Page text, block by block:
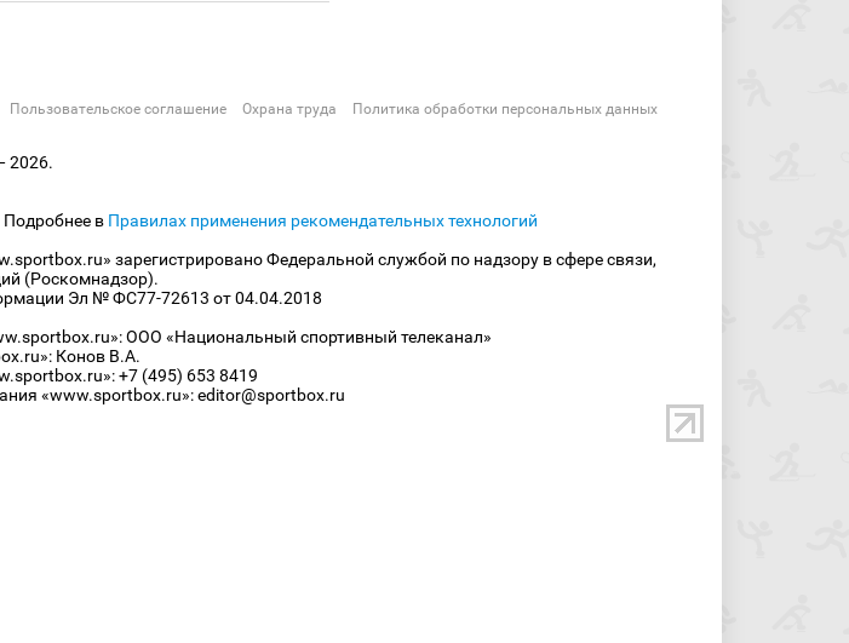
Пользовательское соглашение Охрана труда Политика обработки персональных данных
2026.
Подробнее в Правилах применения рекомендательных технологий
зарегистрировано Федеральной службой по надзору в сфере связи,
(Роскомнадзор).
Эл № ФС77-72613 от 04.04.2018
ООО «Национальный спортивный телеканал»
Конов В.А.
+7 (495) 653 8419
«www.sportbox.ru»: editor@sportbox.ru